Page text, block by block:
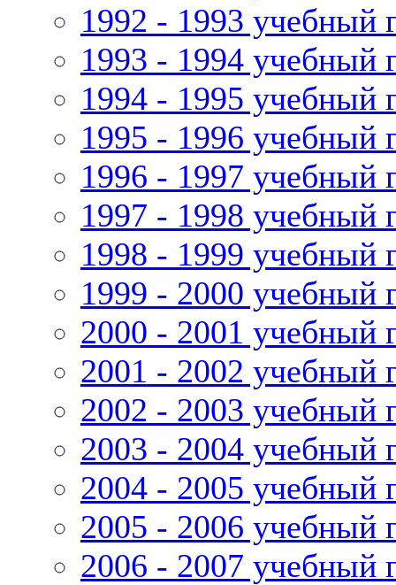
1992 - 1993 учебный
1993 - 1994 учебный
1994 - 1995 учебный
1995 - 1996 учебный
1996 - 1997 учебный
1997 - 1998 учебный
1998 - 1999 учебный
1999 - 2000 учебный
2000 - 2001 учебный
2001 - 2002 учебный
2002 - 2003 учебный
2003 - 2004 учебный
2004 - 2005 учебный
2005 - 2006 учебный
2006 - 2007 учебный